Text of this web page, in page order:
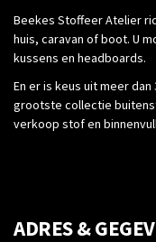
Beekes Stoffeer Atelier
huis, caravan of boot. U
kussens en headboards.
En er is keus uit meer
grootste collectie
verkoop stof en
ADRES &